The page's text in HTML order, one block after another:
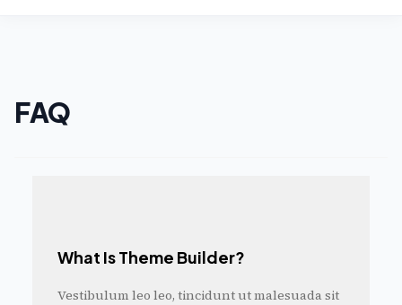
FAQ
What Is Theme Builder?
Vestibulum leo leo, tincidunt ut malesuada sit